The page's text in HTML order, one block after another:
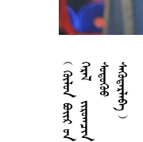










































 